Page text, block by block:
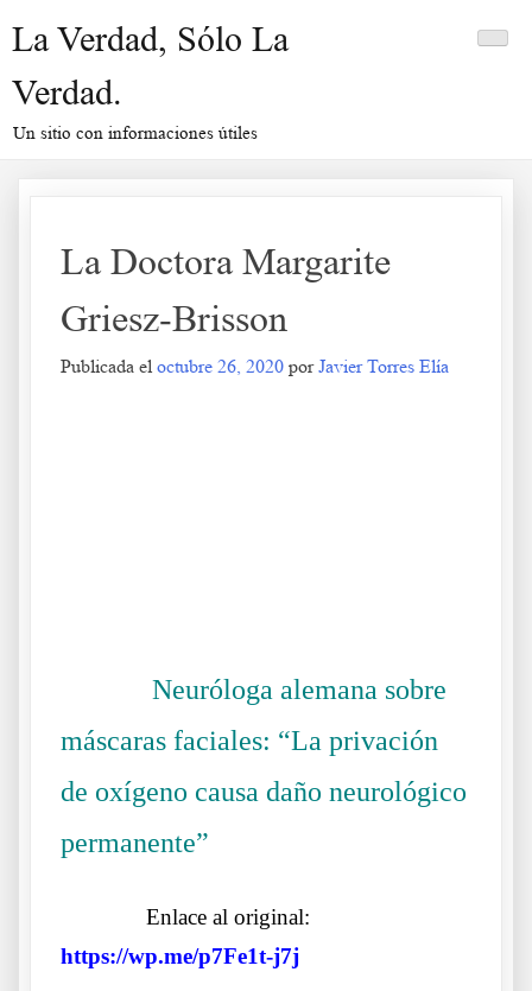
La Verdad, Sólo La
Verdad.
Un sitio con informaciones útiles
La Doctora Margarite
Griesz-Brisson
Publicada el octubre 26, 2020 porJavier Torres Elía
Neuróloga alemana sobre
máscaras faciales: “La privación
de oxígeno causa daño neurológico
permanente”
Enlace al original:
https://wp.me/p7Fe1t-j7j